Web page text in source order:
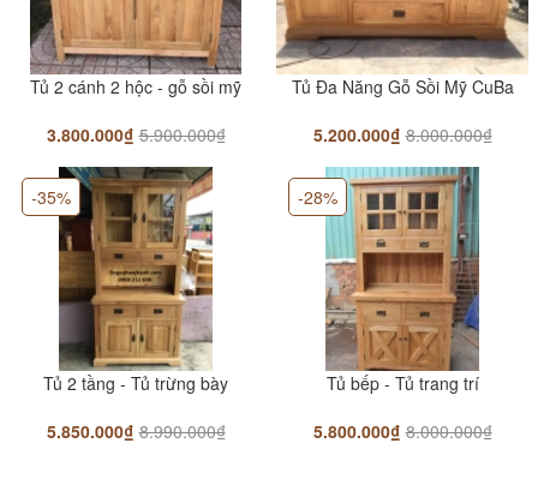
9.600.000₫
Gường ChunKy Gỗ Sồi 1m6/1m8
7.900.000₫
Giường hộc kéo - gỗ sồi đầu cong
6.990.000₫
8.900.000₫
Giường Gỗ Sồi Mỹ Đầu Phẳng
5.500.000₫
7.700.000₫
Tủ 2 cánh 2 hộc - gỗ sồi mỹ
3.800.000₫ 5.900.000₫
Tủ Đa Năng Gỗ Sồi Mỹ CuBa
5.200.000₫ 8.000.000₫
Tủ 2 tầng - Tủ trừng bày
5.850.000₫ 8.990.000₫
-35%
Tủ bếp - Tủ trang trí
5.800.000₫ 8.000.000₫
-28%